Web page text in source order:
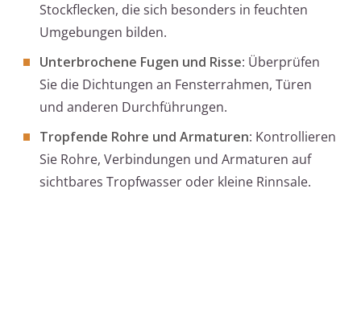
Stockflecken, die sich besonders in feuchten
Umgebungen bilden.
Unterbrochene Fugen und Risse: Überprüfen
Sie die Dichtungen an Fensterrahmen, Türen
und anderen Durchführungen.
Tropfende Rohre und Armaturen: Kontrollieren
Sie Rohre, Verbindungen und Armaturen auf
sichtbares Tropfwasser oder kleine Rinnsale.